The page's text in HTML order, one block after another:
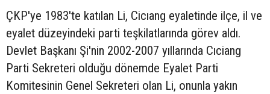
ÇKP'ye 1983'te katılan Li, Cicıang eyaletinde ilçe, il ve
eyalet düzeyindeki parti teşkilatlarında görev aldı.
Devlet Başkanı Şi'nin 2002-2007 yıllarında Cıciang
Parti Sekreteri olduğu dönemde Eyalet Parti
Komitesinin Genel Sekreteri olan Li, onunla yakın